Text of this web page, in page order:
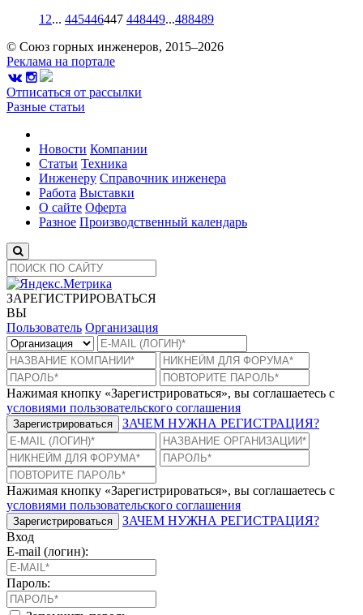
1 2... 445446447 448449...488489
© Союз горных инженеров, 2015–2026
Реклама на портале
Отписаться от рассылки
Разные статьи
Новости Компании
Статьи Техника
Инженеру Справочник инженера
Работа Выставки
О сайте Оферта
Разное Производственный календарь
ЗАРЕГИСТРИРОВАТЬСЯ
ВЫ
Пользователь Организация
Нажимая кнопку «Зарегистрироваться», вы соглашаетесь с
условиями пользовательского соглашения
Зарегистрироваться ЗАЧЕМ НУЖНА РЕГИСТРАЦИЯ?
Нажимая кнопку «Зарегистрироваться», вы соглашаетесь с
условиями пользовательского соглашения
Зарегистрироваться
ЗАЧЕМ НУЖНА РЕГИСТРАЦИЯ?
Вход
E-mail (логин):
Пароль: